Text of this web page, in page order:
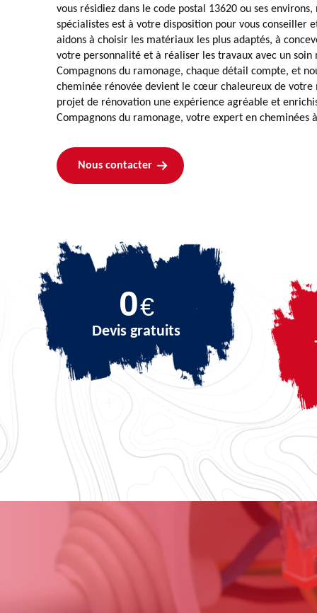
vous résidiez dans le code postal 13620 ou ses
spécialistes est à votre disposition pour vous conseiller
aidons à choisir les matériaux les plus adaptés, à
votre personnalité et à réaliser les travaux avec un soin
Compagnons du ramonage, chaque détail compte, et
cheminée rénovée devient le cœur chaleureux de votre
projet de rénovation une expérience agréable et
Compagnons du ramonage, votre expert en cheminées
Nous contacter
0€
Devis gratuits